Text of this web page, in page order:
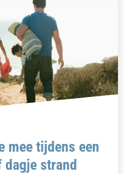
mee tijdens een
dagje strand